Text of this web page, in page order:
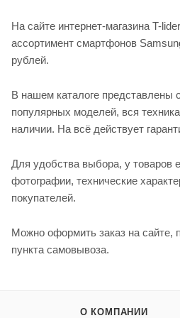
На сайте интернет-магазина T-
ассортимент смартфонов
рублей.
В нашем каталоге
популярных моделей, вся
наличии. На всё действует
Для удобства выбора, у товаров
фотографии, технические
покупателей.
Можно оформить заказ на сайте,
пункта самовывоза.
О КОМПАНИИ